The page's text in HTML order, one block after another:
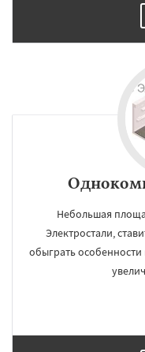
Небольшая
Электростали,
обыграть